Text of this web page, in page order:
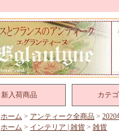
新入荷商品 カテ
ホーム > アンティーク全商品 > 2020
ホーム > インテリア | 雑貨 > 雑貨